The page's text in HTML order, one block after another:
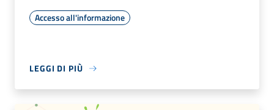
Accesso all'informazione
LEGGI DI PIÙ